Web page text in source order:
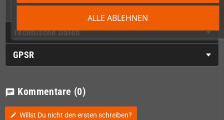
ALLE ABLEHNEN
Kabel, etc.
Technische Daten
GPSR
chat Kommentare (0)
edit Willst Du nicht den ersten schreiben?